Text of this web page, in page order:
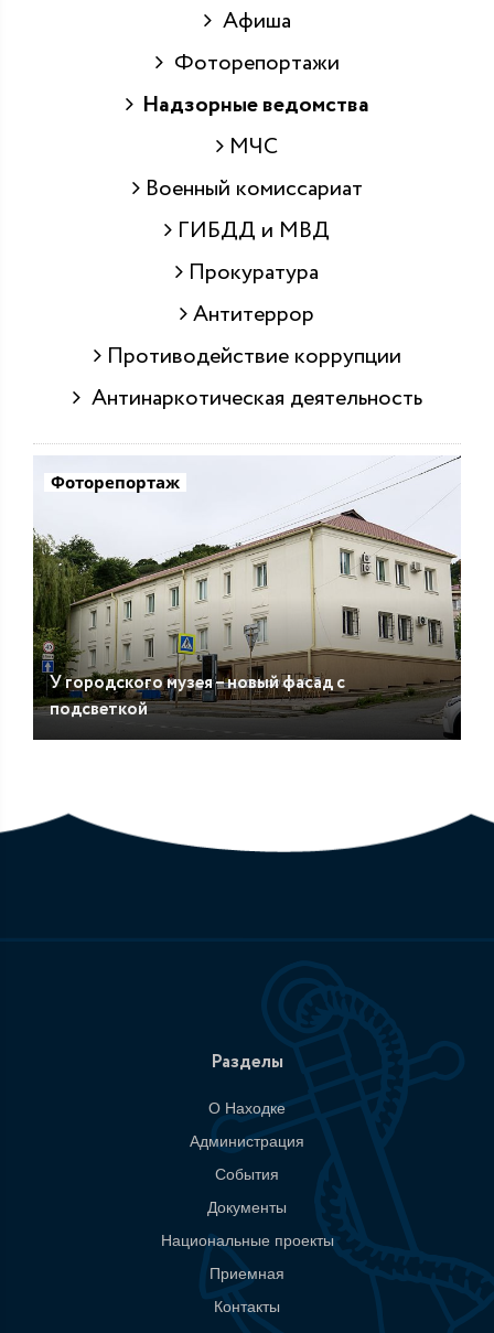
Афиша
Фоторепортажи
Надзорные ведомства
МЧС
Военный комиссариат
ГИБДД и МВД
Прокуратура
Антитеррор
Противодействие коррупции
Антинаркотическая деятельность
Фоторепортаж
У городского музея – новый фасад с
подсветкой
Разделы
О Находке
Администрация
События
Документы
Национальные проекты
Приемная
Контакты